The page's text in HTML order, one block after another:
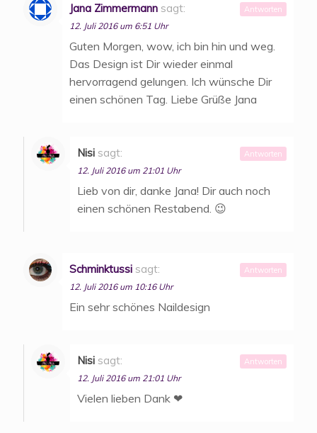
Jana Zimmermann sagt:
12. Juli 2016 um 6:51 Uhr
Guten Morgen, wow, ich bin hin und weg.
Das Design ist Dir wieder einmal
hervorragend gelungen. Ich wünsche Dir
einen schönen Tag. Liebe Grüße Jana
Antworten
Nisi sagt:
12. Juli 2016 um 21:01 Uhr
Lieb von dir, danke Jana! Dir auch noch
einen schönen Restabend. 😉
Antworten
Schminktussi sagt:
12. Juli 2016 um 10:16 Uhr
Ein sehr schönes Naildesign
Antworten
Nisi sagt:
12. Juli 2016 um 21:01 Uhr
Vielen lieben Dank ❤
Antworten